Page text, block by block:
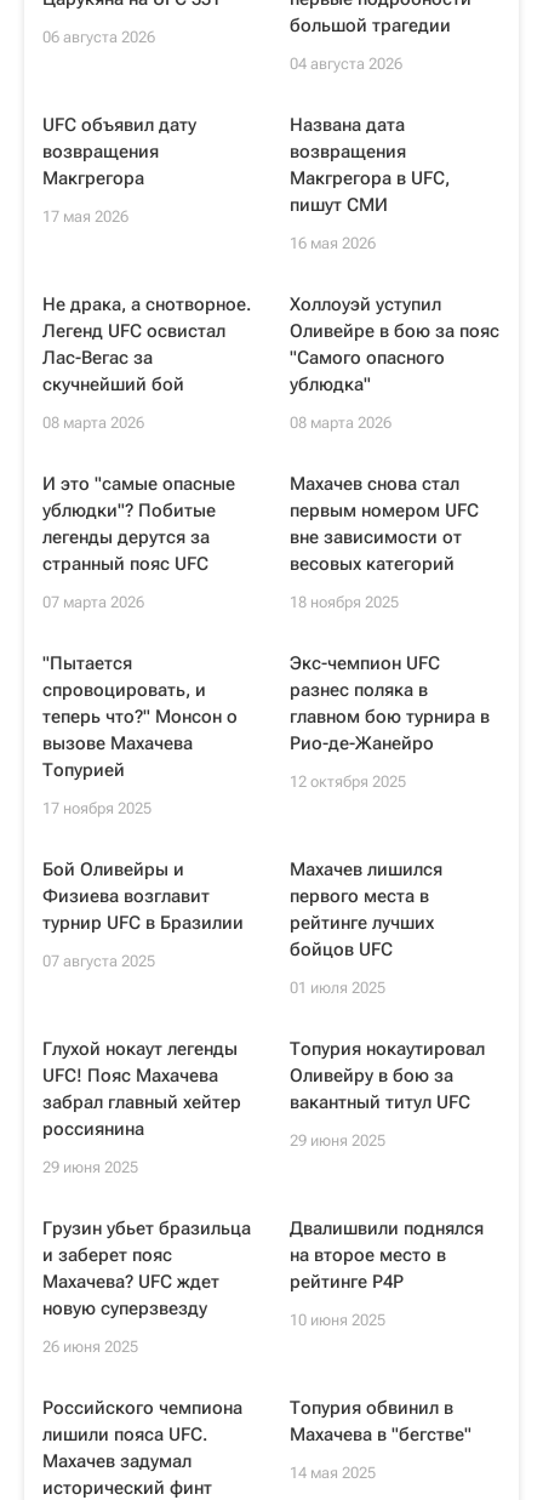
06 августа 2026
большой трагедии
04 августа 2026
UFC объявил дату
возвращения
Макгрегора
17 мая 2026
Названа дата
возвращения
Макгрегора в UFC,
пишут СМИ
16 мая 2026
Не драка, а снотворное.
Легенд UFC освистал
Лас-Вегас за
скучнейший бой
08 марта 2026
Холлоуэй уступил
Оливейре в бою за пояс
"Самого опасного
ублюдка"
08 марта 2026
И это "самые опасные
ублюдки"? Побитые
легенды дерутся за
странный пояс UFC
07 марта 2026
Махачев снова стал
первым номером UFC
вне зависимости от
весовых категорий
18 ноября 2025
"Пытается
спровоцировать, и
теперь что?" Монсон о
вызове Махачева
Топурией
17 ноября 2025
Экс-чемпион UFC
разнес поляка в
главном бою турнира в
Рио-де-Жанейро
12 октября 2025
Бой Оливейры и
Физиева возглавит
турнир UFC в Бразилии
07 августа 2025
Махачев лишился
первого места в
рейтинге лучших
бойцов UFC
01 июля 2025
Глухой нокаут легенды
UFC! Пояс Махачева
забрал главный хейтер
россиянина
29 июня 2025
Топурия нокаутировал
Оливейру в бою за
вакантный титул UFC
29 июня 2025
Грузин убьет бразильца
и заберет пояс
Махачева? UFC ждет
новую суперзвезду
26 июня 2025
Двалишвили поднялся
на второе место в
рейтинге P4P
10 июня 2025
Российского чемпиона
лишили пояса UFC.
Махачев задумал
исторический финт
Топурия обвинил в
Махачева в "бегстве"
14 мая 2025